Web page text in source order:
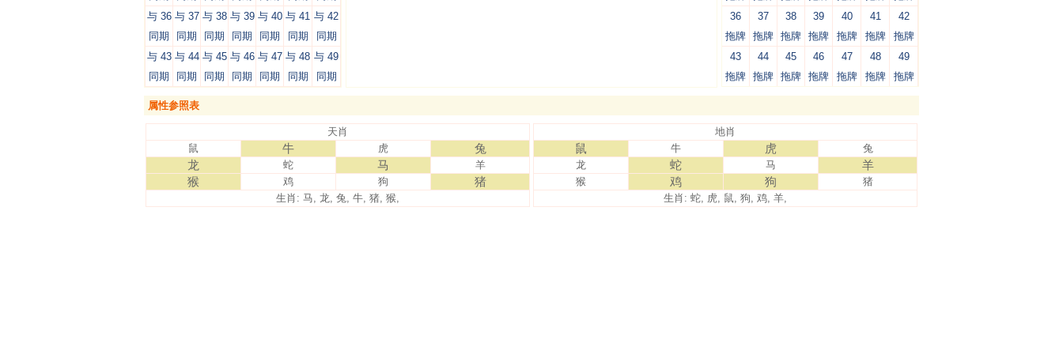
与 36
同期
与 37
同期
与 38
同期
与 39
同期
与 40
同期
与 41
同期
与 42
同期
与 43
同期
与 44
同期
与 45
同期
与 46
同期
与 47
同期
与 48
同期
与 49
同期
36
拖牌
37
拖牌
38
拖牌
39
拖牌
40
拖牌
41
拖牌
42
拖牌
43
拖牌
44
拖牌
45
拖牌
46
拖牌
47
拖牌
48
拖牌
49
拖牌
属性参照表
天肖
鼠
牛 虎
兔
龙
蛇 马 羊
猴 鸡 狗 猪
生肖: 马, 龙, 兔, 牛, 猪, 猴,
地肖
鼠 牛 虎
兔
龙
蛇 马 羊
猴 鸡 狗
猪
生肖: 蛇, 虎, 鼠, 狗, 鸡, 羊,